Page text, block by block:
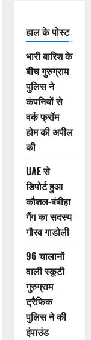
हाल के पोस्ट
भारी बारिश के
बीच गुरुग्राम
पुलिस ने
कंपनियों से
वर्क फ्रॉम
होम की अपील
की
UAE से
डिपोर्ट हुआ
कौशल-बंबीहा
गैंग का सदस्य
गौरव गाडोली
96 चालानों
वाली स्कूटी
गुरुग्राम
ट्रैफिक
पुलिस ने की
इंपाउंड